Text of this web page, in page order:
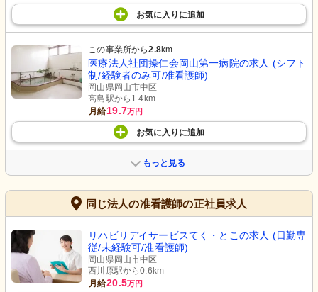
お気に入り に追加
この事業所から2.8km
医療法人社団操仁会岡山第一病院の求人 (シフト
制/経験者のみ可/准看護師)
岡山県岡山市中区
高島駅から1.4km
月給19.7万円
お気に入り に追加
もっと見る
同じ法人の准看護師の正社員求人
リハビリデイサービスてく・とこの求人 (日勤専
従/未経験可/准看護師)
岡山県岡山市中区
西川原駅から0.6km
月給20.5万円